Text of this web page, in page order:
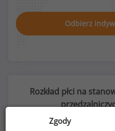
Odbierz
Rozkład płci na
Zgody